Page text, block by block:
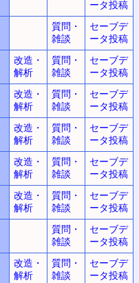
ータ投稿
質問・
雑談
セーブデ
ータ投稿
改造・
解析
質問・
雑談
セーブデ
ータ投稿
改造・
解析
質問・
雑談
セーブデ
ータ投稿
改造・
解析
質問・
雑談
セーブデ
ータ投稿
改造・
解析
質問・
雑談
セーブデ
ータ投稿
改造・
解析
質問・
雑談
セーブデ
ータ投稿
質問・
雑談
セーブデ
ータ投稿
改造・
解析
質問・
雑談
セーブデ
ータ投稿